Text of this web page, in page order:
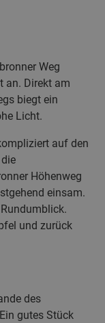
Weg
an. Direkt am
biegt ein
Licht.
auf den
Höhenweg
einsam.
und zurück
des
gutes Stück